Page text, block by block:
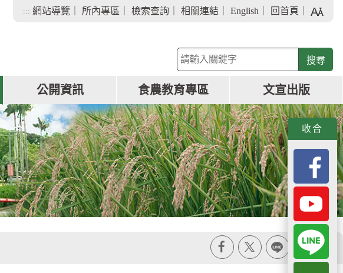
::: 網站導覽 所內專區 檢索查詢 相關連結 English 回首頁
小
關
鍵
查
詢
公開資訊 食農教育專區 文宣出版
收合